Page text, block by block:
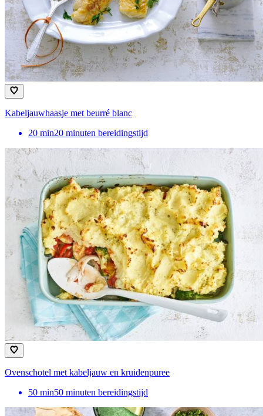
Kabeljauwhaasje met beurré blanc
20 min20 minuten bereidingstijd
Ovenschotel met kabeljauw en kruidenpuree
50 min50 minuten bereidingstijd